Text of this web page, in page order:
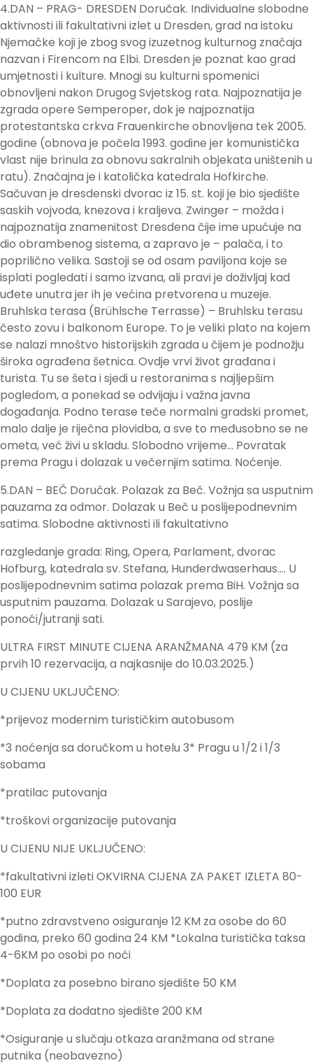
4.DAN – PRAG- DRESDEN Doručak. Individualne slobodne
aktivnosti ili fakultativni izlet u Dresden, grad na istoku
Njemačke koji je zbog svog izuzetnog kulturnog značaja
nazvan i Firencom na Elbi. Dresden je poznat kao grad
umjetnosti i kulture. Mnogi su kulturni spomenici
obnovljeni nakon Drugog Svjetskog rata. Najpoznatija je
zgrada opere Semperoper, dok je najpoznatija
protestantska crkva Frauenkirche obnovljena tek 2005.
godine (obnova je počela 1993. godine jer komunistička
vlast nije brinula za obnovu sakralnih objekata uništenih u
ratu). Značajna je i katolička katedrala Hofkirche.
Sačuvan je dresdenski dvorac iz 15. st. koji je bio sjedište
saskih vojvoda, knezova i kraljeva. Zwinger – možda i
najpoznatija znamenitost Dresdena čije ime upućuje na
dio obrambenog sistema, a zapravo je – palača, i to
poprilično velika. Sastoji se od osam paviljona koje se
isplati pogledati i samo izvana, ali pravi je doživljaj kad
uđete unutra jer ih je većina pretvorena u muzeje.
Bruhlska terasa (Brühlsche Terrasse) – Bruhlsku terasu
često zovu i balkonom Europe. To je veliki plato na kojem
se nalazi mnoštvo historijskih zgrada u čijem je podnožju
široka ograđena šetnica. Ovdje vrvi život građana i
turista. Tu se šeta i sjedi u restoranima s najljepšim
pogledom, a ponekad se odvijaju i važna javna
događanja. Podno terase teče normalni gradski promet,
malo dalje je riječna plovidba, a sve to međusobno se ne
ometa, već živi u skladu. Slobodno vrijeme… Povratak
prema Pragu i dolazak u večernjim satima. Noćenje.
5.DAN – BEČ Doručak. Polazak za Beč. Vožnja sa usputnim
pauzama za odmor. Dolazak u Beč u poslijepodnevnim
satima. Slobodne aktivnosti ili fakultativno
razgledanje grada: Ring, Opera, Parlament, dvorac
Hofburg, katedrala sv. Stefana, Hunderdwaserhaus…. U
poslijepodnevnim satima polazak prema BiH. Vožnja sa
usputnim pauzama. Dolazak u Sarajevo, poslije
ponoći/jutranji sati.
ULTRA FIRST MINUTE CIJENA ARANŽMANA 479 KM (za
prvih 10 rezervacija, a najkasnije do 10.03.2025.)
U CIJENU UKLJUČENO:
*prijevoz modernim turističkim autobusom
*3 noćenja sa doručkom u hotelu 3* Pragu u 1/2 i 1/3
sobama
*pratilac putovanja
*troškovi organizacije putovanja
U CIJENU NIJE UKLJUČENO:
*fakultativni izleti OKVIRNA CIJENA ZA PAKET IZLETA 80-
100 EUR
*putno zdravstveno osiguranje 12 KM za osobe do 60
godina, preko 60 godina 24 KM *Lokalna turistička taksa
4-6KM po osobi po noći
*Doplata za posebno birano sjedište 50 KM
*Doplata za dodatno sjedište 200 KM
*Osiguranje u slučaju otkaza aranžmana od strane
putnika (neobavezno)